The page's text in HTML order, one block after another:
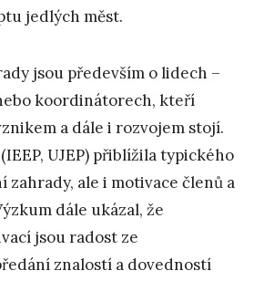
jedlých měst.
jsou především o lidech –
koordinátorech, kteří
a dále i rozvojem stojí.
(IEEP, UJEP) přiblížila typického
zahrady, ale i motivace členů a
dále ukázal, že
jsou radost ze
znalostí a dovedností